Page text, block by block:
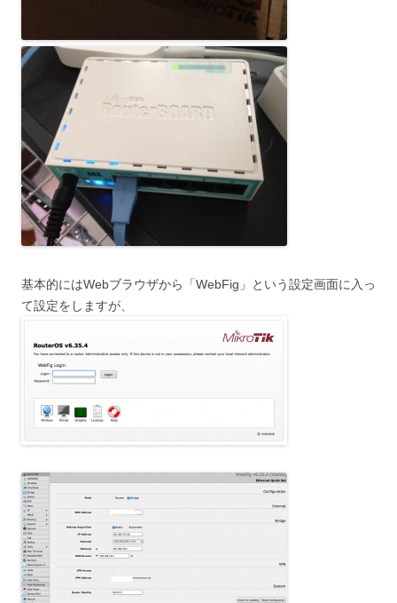
基本的にはWebブラウザから「WebFig」という設定画面に入っ
て設定をしますが、